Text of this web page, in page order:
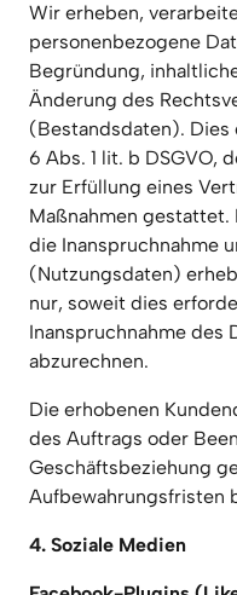
Wir erheben,
personenbezogene
Begründung,
Änderung des
(Bestandsdaten). Dies
6 Abs. 1 lit. b DSGVO,
zur Erfüllung eines
Maßnahmen gestattet.
die Inanspruchnahme
(Nutzungsdaten)
nur, soweit dies
Inanspruchnahme des
abzurechnen.
Die erhobenen
des Auftrags oder
Geschäftsbeziehung
Aufbewahrungsfristen
4. Soziale Medien